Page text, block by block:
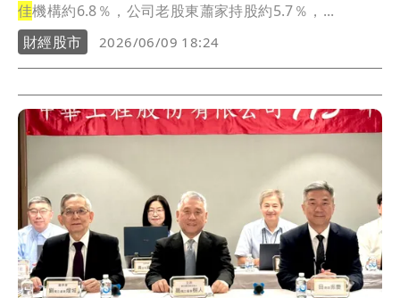
佳機構約6.8％，公司老股東蕭家持股約5.7％，...
財經股市
2026/06/09 18:24